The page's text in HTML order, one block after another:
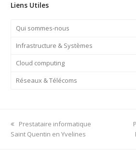
Liens Utiles
Qui sommes-nous
Infrastructure & Systèmes
Cloud computing
Réseaux & Télécoms
previous
post:
Prestataire informatique
Saint Quentin en Yvelines